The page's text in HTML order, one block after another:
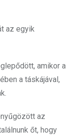
az egyik
amikor a
a táskájával,
az
őt, hogy